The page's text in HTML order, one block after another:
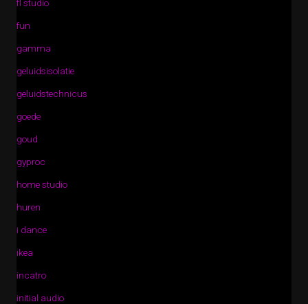
fl studio
fun
gamma
geluidsisolatie
geluidstechnicus
goede
goud
gyproc
home studio
huren
i dance
ikea
incatro
initial audio